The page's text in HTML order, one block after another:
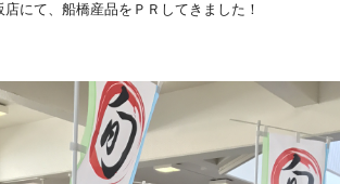
にて、船橋産品をＰＲしてきました！